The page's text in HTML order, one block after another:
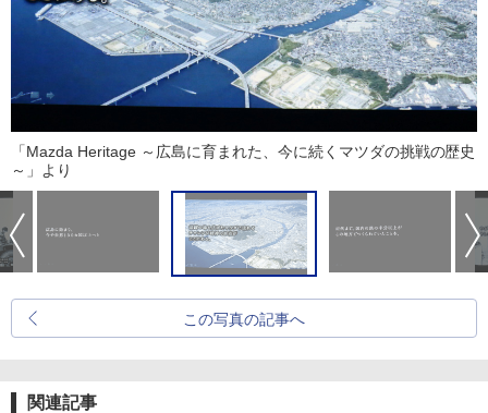
「Mazda Heritage ～広島に育まれた、今に続くマツダの挑戦の歴史
～」より
この写真の記事へ
関連記事